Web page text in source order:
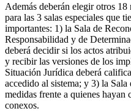
Además deberán elegir otros
para las 3 salas especiales que
importantes: 1) la Sala de
Responsabilidad y de
deberá decidir si los actos
y recibir las versiones de los
Situación Jurídica deberá
accedido al sistema; y 3) la
medidas frente a quienes
conexos.